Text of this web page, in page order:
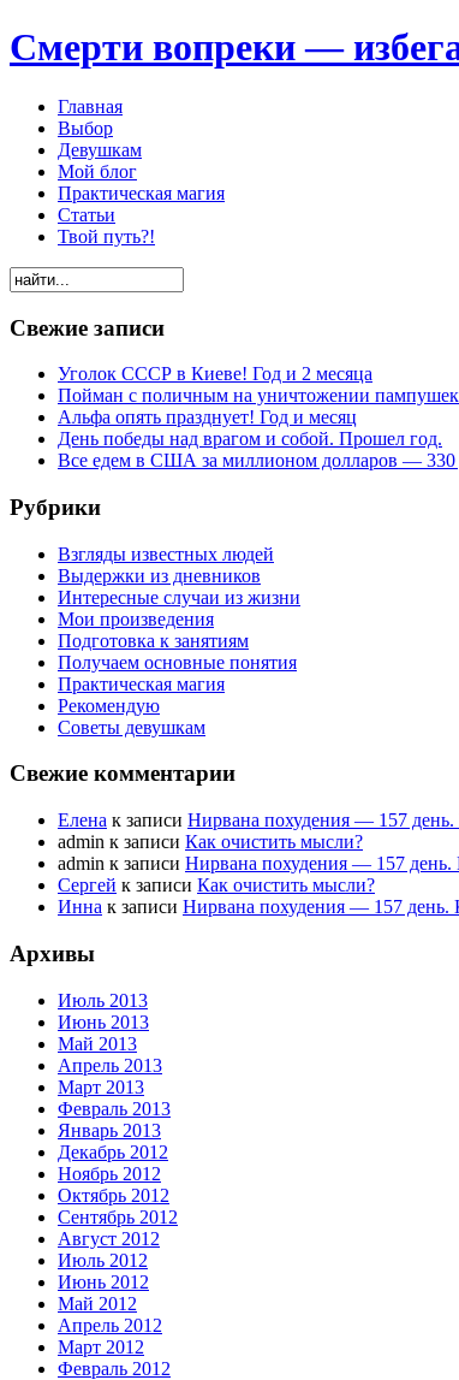
Смерти вопреки —
Главная
Выбор
Девушкам
Мой блог
Практическая магия
Статьи
Твой путь?!
Свежие записи
Уголок СССР в Киеве! Год и 2 месяца
Пойман с поличным на уничтожении
Альфа опять празднует! Год и месяц
День победы над врагом и собой. Прошел год.
Все едем в США за миллионом долларов — 330
Рубрики
Взгляды известных людей
Выдержки из дневников
Интересные случаи из жизни
Мои произведения
Подготовка к занятиям
Получаем основные понятия
Практическая магия
Рекомендую
Советы девушкам
Свежие комментарии
Елена к записи Нирвана похудения — 157
admin к записи Как очистить мысли?
admin к записи Нирвана похудения — 157
Сергей к записи Как очистить мысли?
Инна к записи Нирвана похудения — 157 день.
Архивы
Июль 2013
Июнь 2013
Май 2013
Апрель 2013
Март 2013
Февраль 2013
Январь 2013
Декабрь 2012
Ноябрь 2012
Октябрь 2012
Сентябрь 2012
Август 2012
Июль 2012
Июнь 2012
Май 2012
Апрель 2012
Март 2012
Февраль 2012